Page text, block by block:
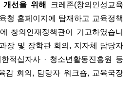
선을 위해
크레존(창의인성교육
청 홈페이지에 탑재하고 교육정책
창의인재정책관이 기고하였습니
장 및 장학관 회의, 지자체 담당자
적십자사 · 청소년활동진흥원 등
감 회의, 담당자 워크숍, 교육국장